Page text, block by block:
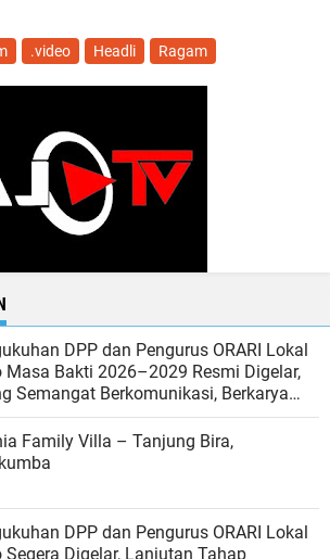
.video Headli Ragam
DPP dan Pengurus ORARI Lokal
Masa Bakti 2026–2029 Resmi Digelar,
Semangat Berkomunikasi, Berkarya
Family Villa – Tanjung Bira,
DPP dan Pengurus ORARI Lokal
Segera Digelar, Lanjutan Tahap